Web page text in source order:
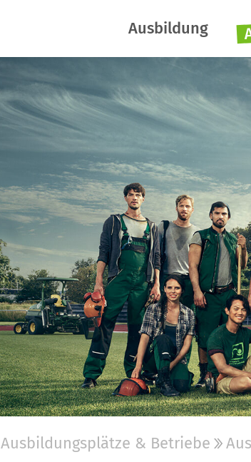
Ausbildung
Ausbildungsplätze & Betriebe